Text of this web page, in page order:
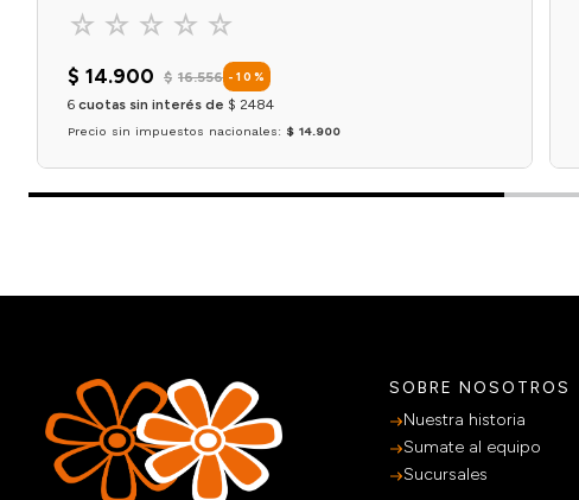
☆ ☆ ☆ ☆ ☆
$ 14.900 $ 16.556 - 10 %
6 cuotas sin interés de $ 2484
Precio sin impuestos nacionales: $ 14.900
SOBRE NOSOTROS
Nuestra historia
Sumate al equipo
Sucursales